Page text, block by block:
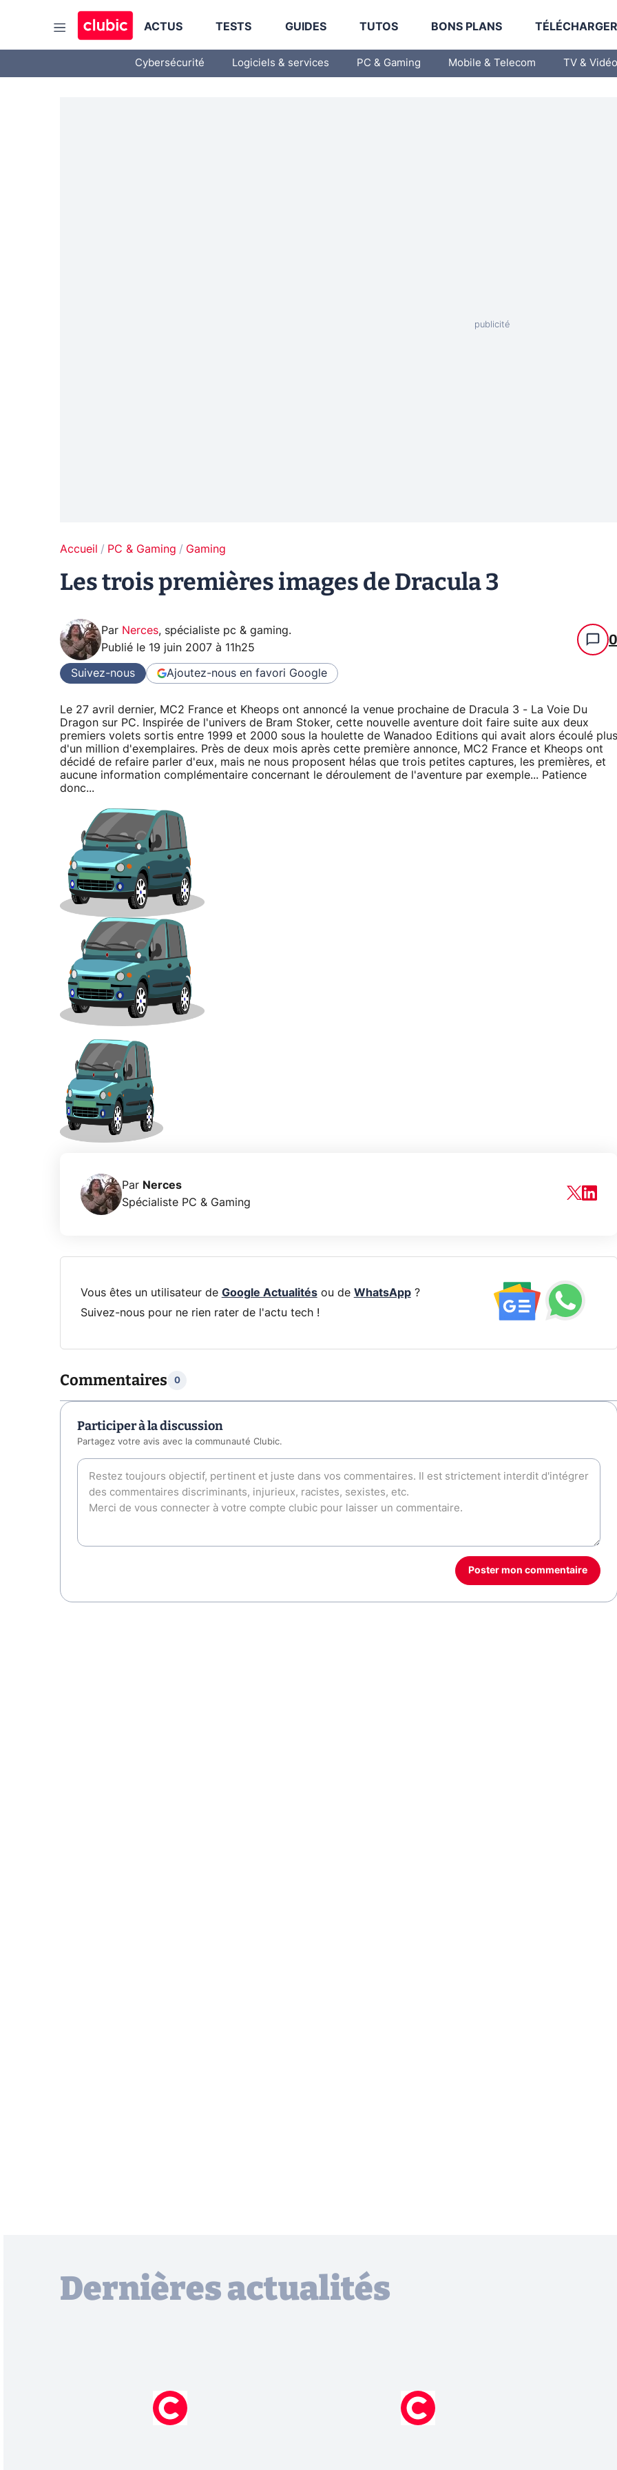
ACTUS TESTS GUIDES TUTOS BONS PLANS
Cybersécurité Logiciels & services PC & Gaming Mobile & Telecom TV & Vidéo
Accueil PC & Gaming Gaming
Les trois premières images de Dracula 3
Par Nerces, spécialiste pc & gaming.
Publié le 19 juin 2007 à 11h25 0
Suivez-nous Ajoutez-nous en favori Google
Le 27 avril dernier, MC2 France et Kheops ont annoncé la venue prochaine de Dracula 3 - La Voie Du
Dragon sur PC. Inspirée de l'univers de Bram Stoker, cette nouvelle aventure doit faire suite aux deux
premiers volets sortis entre 1999 et 2000 sous la houlette de Wanadoo Editions qui avait alors écoulé plus
d'un million d'exemplaires. Près de deux mois après cette première annonce, MC2 France et Kheops ont
décidé de refaire parler d'eux, mais ne nous proposent hélas que trois petites captures, les premières, et
aucune information complémentaire concernant le déroulement de l'aventure par exemple... Patience
donc...
Par Nerces
Spécialiste PC & Gaming
Vous êtes un utilisateur de Google Actualitésou de WhatsApp?
Suivez-nous pour ne rien rater de l'actu tech !
Commentaires 0
Participer à la discussion
Partagez votre avis avec la communauté Clubic.
Poster mon commentaire
Dernières actualités